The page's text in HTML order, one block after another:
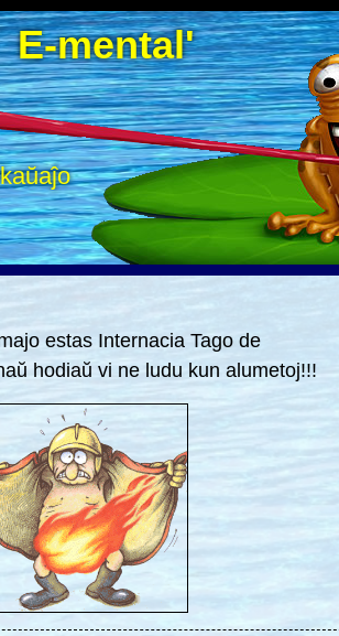
E-mental'
estas Internacia Tago de
hodiaŭ vi ne ludu kun alumetoj!!!